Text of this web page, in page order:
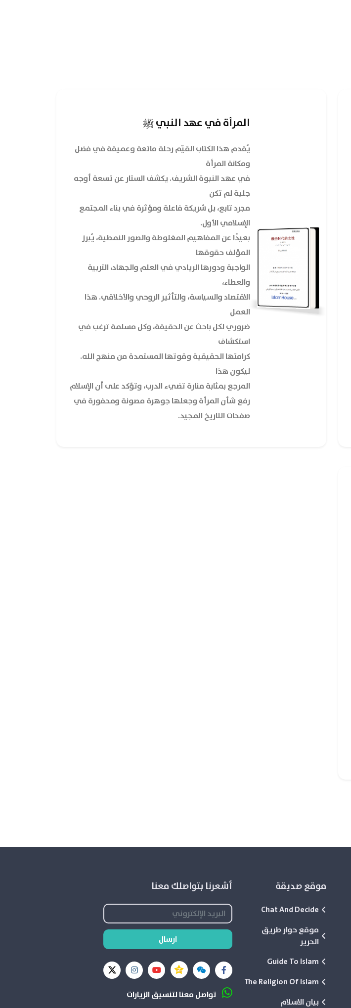
المرأة في عهد النبي ﷺ
يُقدم هذا الكتاب القيّم رحلة ماتعة وعميقة في فضل
ومكانة المرأة
في عهد النبوة الشريف. يكشف الستار عن تسعة أوجه
جلية لم تكن
مجرد تابع، بل شريكة فاعلة ومؤثرة في بناء المجتمع
الإسلامي الأول.
بعيدًا عن المفاهيم المغلوطة والصور النمطية، يُبرز
المؤلف حقوقها
الواجبة ودورها الريادي في العلم والجهاد، التربية
والعطاء،
الاقتصاد والسياسة، والتأثير الروحي والأخلاقي. هذا
العمل
ضروري لكل باحث عن الحقيقة، وكل مسلمة ترغب في
استكشاف
كرامتها الحقيقية وقوتها المستمدة من منهج الله.
ليكون هذا
المرجع بمثابة منارة تضيء الدرب، وتؤكد على أن الإسلام
رفع شأن المرأة وجعلها جوهرة مصونة ومحفورة في
صفحات التاريخ المجيد.
موقع صديقة
Chat And Decide
موقع حوار طريق
الحرير
Guide To Islam
The Religion Of Islam
بيان الاسلام
أشعرنا بتواصلك معنا
ارسال
تواصل معنا لتنسيق الزيارات